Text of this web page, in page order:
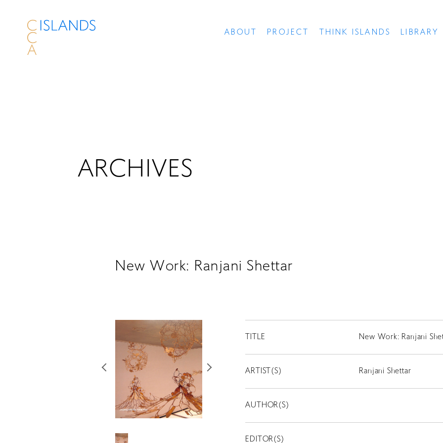
ABOUT PROJECT THINK ISLANDS LIBRARY
ARCHIVES
New Work: Ranjani Shettar
TITLE New Work: Ranjani
ARTIST(S) Ranjani Shettar
AUTHOR(S)
EDITOR(S)